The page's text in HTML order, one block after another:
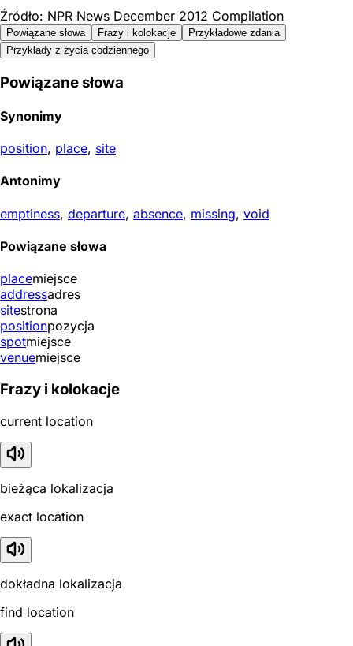
Źródło: NPR News December 2012 Compilation
Powiązane słowa Frazy i kolokacje
Przykładowe zdania
Przykłady z życia codziennego
Powiązane słowa
Synonimy
position, place, site
Antonimy
emptiness, departure, absence, missing, void
Powiązane słowa
placemiejsce
addressadres
sitestrona
positionpozycja
spotmiejsce
venuemiejsce
Frazy i kolokacje
current location
bieżąca lokalizacja
exact location
dokładna lokalizacja
find location